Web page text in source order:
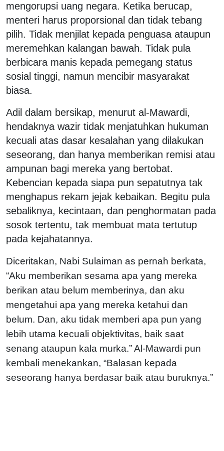
mengorupsi uang negara. Ketika berucap,
menteri harus proporsional dan tidak tebang
pilih. Tidak menjilat kepada penguasa ataupun
meremehkan kalangan bawah. Tidak pula
berbicara manis kepada pemegang status
sosial tinggi, namun mencibir masyarakat
biasa.
Adil dalam bersikap, menurut al-Mawardi,
hendaknya wazir tidak menjatuhkan hukuman
kecuali atas dasar kesalahan yang dilakukan
seseorang, dan hanya memberikan remisi atau
ampunan bagi mereka yang bertobat.
Kebencian kepada siapa pun sepatutnya tak
menghapus rekam jejak kebaikan. Begitu pula
sebaliknya, kecintaan, dan penghormatan pada
sosok tertentu, tak membuat mata tertutup
pada kejahatannya.
Diceritakan, Nabi Sulaiman as pernah berkata,
“Aku memberikan sesama apa yang mereka
berikan atau belum memberinya, dan aku
mengetahui apa yang mereka ketahui dan
belum. Dan, aku tidak memberi apa pun yang
lebih utama kecuali objektivitas, baik saat
senang ataupun kala murka.” Al-Mawardi pun
kembali menekankan, “Balasan kepada
seseorang hanya berdasar baik atau buruknya.”